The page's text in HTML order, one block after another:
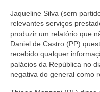
Jaqueline Silva (sem
relevantes serviços
produzir um relatório que
Daniel de Castro (PP)
recebido qualquer
palácios da República no
negativa do general como